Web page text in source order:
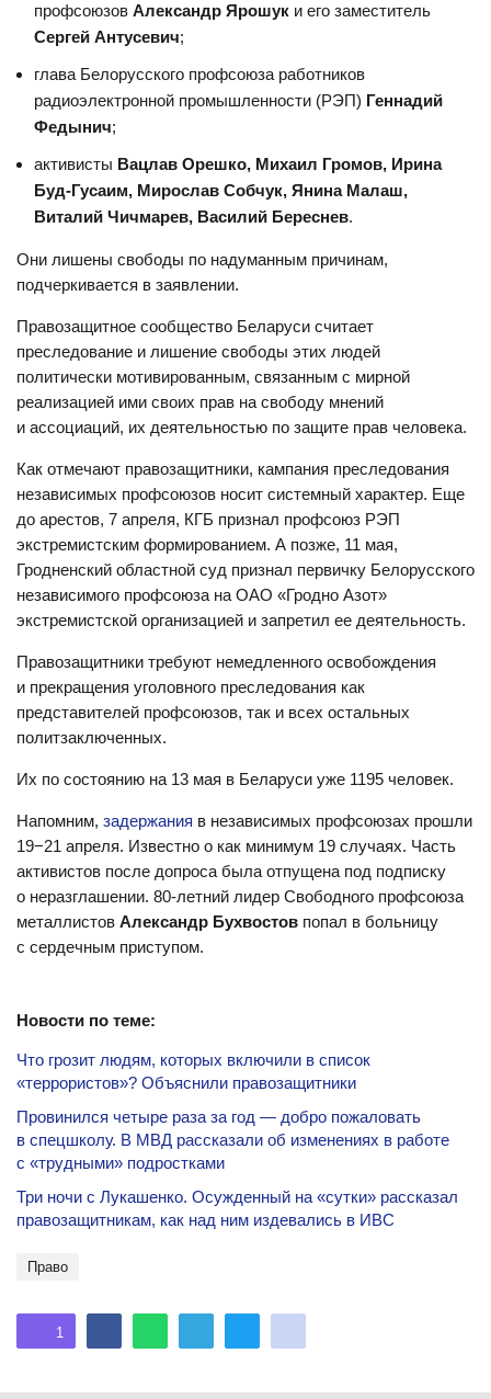
профсоюзов Александр Ярошук и его заместитель
Сергей Антусевич;
глава Белорусского профсоюза работников
радиоэлектронной промышленности (РЭП) Геннадий
Федынич;
активисты Вацлав Орешко, Михаил Громов, Ирина
Буд-Гусаим, Мирослав Собчук, Янина Малаш,
Виталий Чичмарев, Василий Береснев.
Они лишены свободы по надуманным причинам,
подчеркивается в заявлении.
Правозащитное сообщество Беларуси считает
преследование и лишение свободы этих людей
политически мотивированным, связанным с мирной
реализацией ими своих прав на свободу мнений
и ассоциаций, их деятельностью по защите прав человека.
Как отмечают правозащитники, кампания преследования
независимых профсоюзов носит системный характер. Еще
до арестов, 7 апреля, КГБ признал профсоюз РЭП
экстремистским формированием. А позже, 11 мая,
Гродненский областной суд признал первичку Белорусского
независимого профсоюза на ОАО «Гродно Азот»
экстремистской организацией и запретил ее деятельность.
Правозащитники требуют немедленного освобождения
и прекращения уголовного преследования как
представителей профсоюзов, так и всех остальных
политзаключенных.
Их по состоянию на 13 мая в Беларуси уже 1195 человек.
Напомним, задержания в независимых профсоюзах прошли
19−21 апреля. Известно о как минимум 19 случаях. Часть
активистов после допроса была отпущена под подписку
о неразглашении. 80-летний лидер Свободного профсоюза
металлистов Александр Бухвостов попал в больницу
с сердечным приступом.
Новости по теме:
Что грозит людям, которых включили в список
«террористов»? Объяснили правозащитники
Провинился четыре раза за год — добро пожаловать
в спецшколу. В МВД рассказали об изменениях в работе
с «трудными» подростками
Три ночи с Лукашенко. Осужденный на «сутки» рассказал
правозащитникам, как над ним издевались в ИВС
право
1